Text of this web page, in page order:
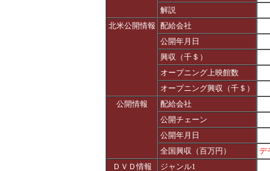
解説
北米公開情報 配給会社
公開年月日
興収（千＄）
オープニング上映館数
オープニング興収（千＄）
公開情報
配給会社
公開チェーン
公開年月日
全国興収（百万円）
デ
ＤＶＤ情報
ジャンル1